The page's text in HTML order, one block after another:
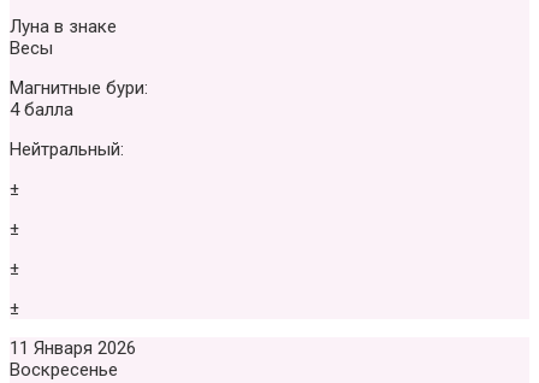
Луна в знаке
Весы
Магнитные бури:
4 балла
Нейтральный:
±
±
±
±
11 Января 2026
Воскресенье